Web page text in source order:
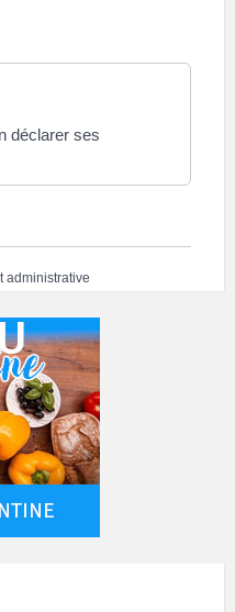
déclarer ses
administrative